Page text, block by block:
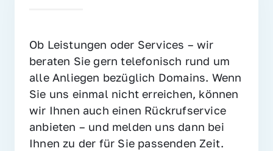
Ob Leistungen oder Services – wir
beraten Sie gern telefonisch rund um
alle Anliegen bezüglich Domains. Wenn
Sie uns einmal nicht erreichen, können
wir Ihnen auch einen Rückrufservice
anbieten – und melden uns dann bei
Ihnen zu der für Sie passenden Zeit.